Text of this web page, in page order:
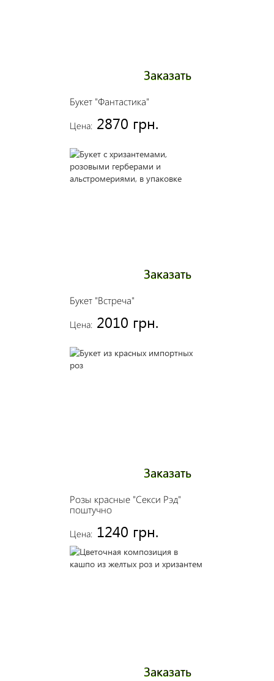
Букет "Фантастика"
Цена: 2870 грн.
Заказать
Букет "Встреча"
Цена: 2010 грн.
Заказать
Розы красные "Секси Рэд"
поштучно
Цена: 1240 грн.
Заказать
Заказать